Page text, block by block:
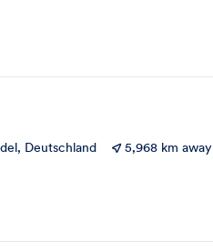
Deutschland
5,968 km away